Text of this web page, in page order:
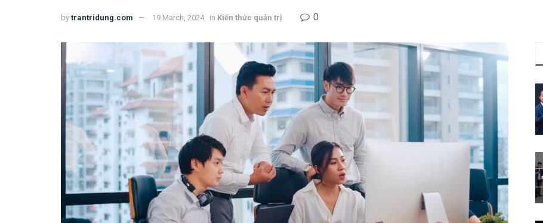
by trantridung.com 19 March, 2024 in Kiến thức quản trị 0